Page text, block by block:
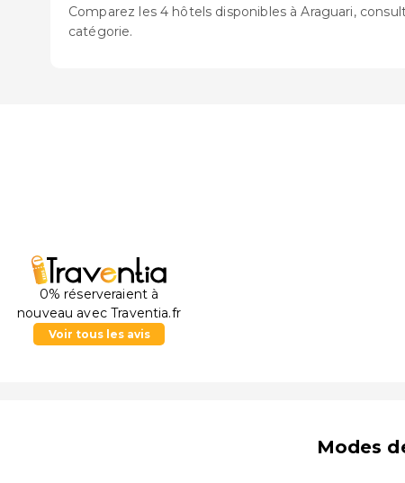
Comparez les 4 hôtels disponibles à Araguari,
catégorie.
0% réserveraient à
nouveau avec Traventia.fr
Voir tous les avis
Modes